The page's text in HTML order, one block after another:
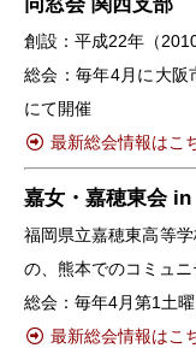
同窓会 関西支部
創設：平成22年（2010
総会：毎年4月に大阪
にて開催
最新総会情報はこ
嘉女・嘉穂東会 in
福岡県立嘉穂東高等
の、熊本でのコミュニ
総会：毎年4月第1土
最新総会情報はこ